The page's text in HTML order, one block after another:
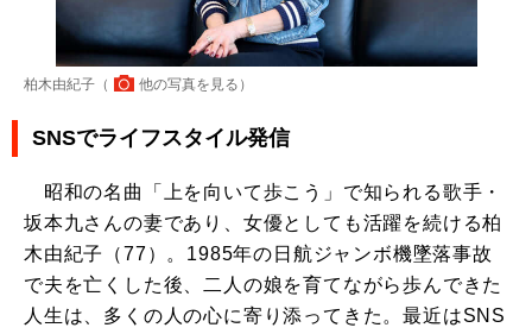
柏木由紀子（ 他の写真を見る ）
SNSでライフスタイル発信
昭和の名曲「上を向いて歩こう」で知られる歌手・
坂本九さんの妻であり、女優としても活躍を続ける柏
木由紀子（77）。1985年の日航ジャンボ機墜落事故
で夫を亡くした後、二人の娘を育てながら歩んできた
人生は、多くの人の心に寄り添ってきた。最近はSNS